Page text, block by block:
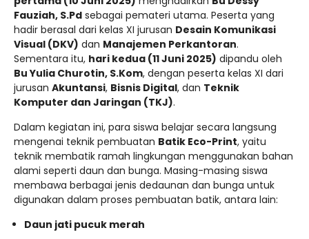
Fauziah, S.Pd sebagai pemateri utama. Peserta yang
hadir berasal dari kelas XI jurusan Desain Komunikasi
Visual (DKV) dan Manajemen Perkantoran.
Sementara itu, hari kedua (11 Juni 2025) dipandu oleh
Bu Yulia Churotin, S.Kom, dengan peserta kelas XI dari
jurusan Akuntansi, Bisnis Digital, dan Teknik
Komputer dan Jaringan (TKJ).
Dalam kegiatan ini, para siswa belajar secara langsung
mengenai teknik pembuatan Batik Eco-Print, yaitu
teknik membatik ramah lingkungan menggunakan bahan
alami seperti daun dan bunga. Masing-masing siswa
membawa berbagai jenis dedaunan dan bunga untuk
digunakan dalam proses pembuatan batik, antara lain:
Daun jati pucuk merah